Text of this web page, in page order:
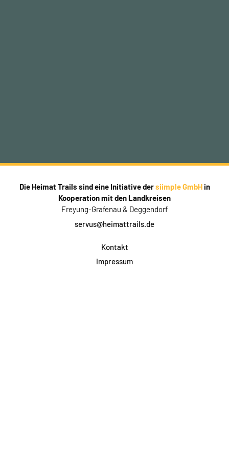
Die Heimat Trails sind eine Initiative dersiimple GmbHin
Kooperation mit den Landkreisen
Freyung-Grafenau & Deggendorf
servus@heimattrails.de
Kontakt
Impressum